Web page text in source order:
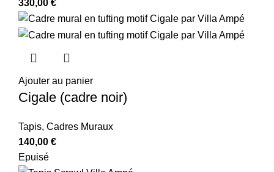
330,00 €
Ajouter au panier
Cigale (cadre noir)
Tapis, Cadres Muraux
140,00 €
Epuisé